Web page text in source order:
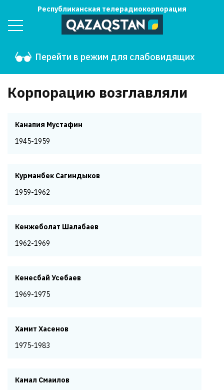
Республиканская телерадиокорпорация
Перейти в режим для слабовидящих
Корпорацию возглавляли
Канапия Мустафин
1945-1959
Курманбек Сагиндыков
1959-1962
Кенжеболат Шалабаев
1962-1969
Кенесбай Усебаев
1969-1975
Хамит Хасенов
1975-1983
Камал Смаилов